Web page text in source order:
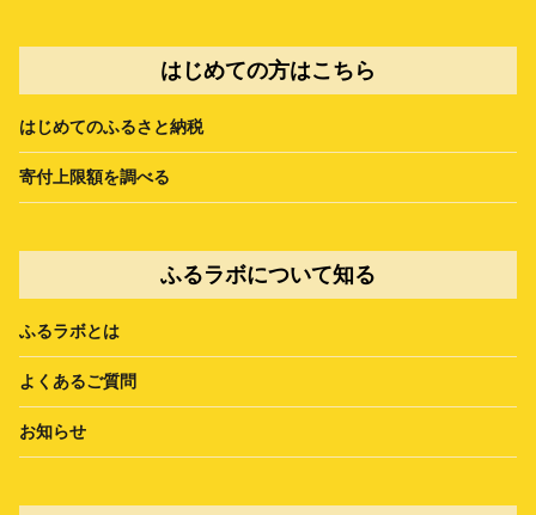
はじめての方はこちら
はじめてのふるさと納税
寄付上限額を調べる
ふるラボについて知る
ふるラボとは
よくあるご質問
お知らせ